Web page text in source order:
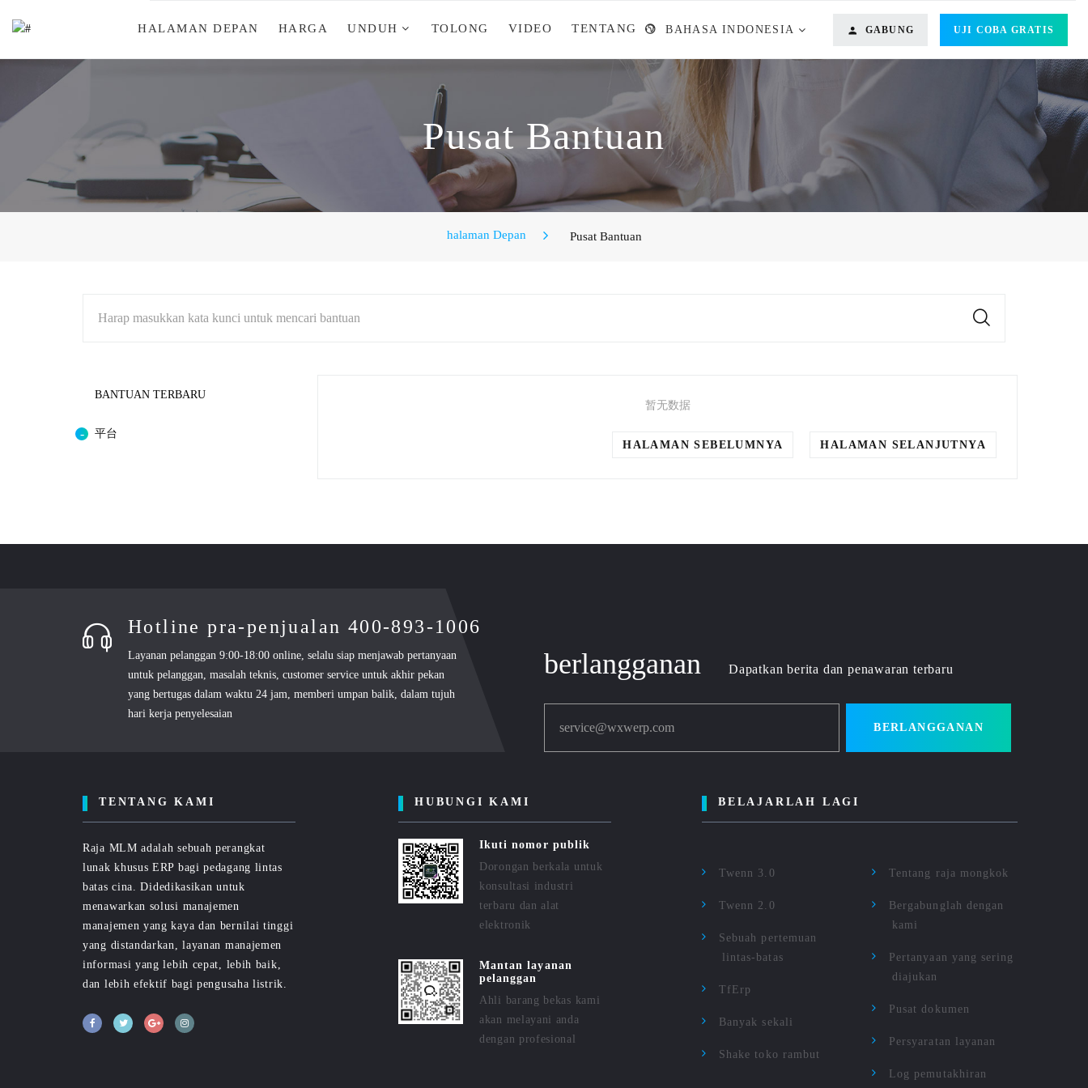
BAHASA INDONESIA GABUNG UJI COBA GRATIS
HALAMAN DEPAN HARGA UNDUH TOLONG VIDEO TENTANG
Pusat Bantuan
halaman Depan Pusat Bantuan
Harap masukkan kata kunci untuk mencari bantuan
BANTUAN TERBARU
平台
暂无数据
HALAMAN SEBELUMNYA HALAMAN SELANJUTNYA
Hotline pra-penjualan 400-893-1006
Layanan pelanggan 9:00-18:00 online, selalu siap menjawab pertanyaan
untuk pelanggan, masalah teknis, customer service untuk akhir pekan
yang bertugas dalam waktu 24 jam, memberi umpan balik, dalam tujuh
hari kerja penyelesaian
berlangganan Dapatkan berita dan penawaran terbaru
service@wxwerp.com BERLANGGANAN
TENTANG KAMI
Raja MLM adalah sebuah perangkat
lunak khusus ERP bagi pedagang lintas
batas cina. Didedikasikan untuk
menawarkan solusi manajemen
manajemen yang kaya dan bernilai tinggi
yang distandarkan, layanan manajemen
informasi yang lebih cepat, lebih baik,
dan lebih efektif bagi pengusaha listrik.
HUBUNGI KAMI
Ikuti nomor publik
Dorongan berkala untuk
konsultasi industri
terbaru dan alat
elektronik
Mantan layanan
pelanggan
Ahli barang bekas kami
akan melayani anda
dengan profesional
BELAJARLAH LAGI
Twenn 3.0
Twenn 2.0
Sebuah pertemuan
lintas-batas
TfErp
Banyak sekali
Shake toko rambut
Tentang raja mongkok
Bergabunglah dengan
kami
Pertanyaan yang sering
diajukan
Pusat dokumen
Persyaratan layanan
Log pemutakhiran